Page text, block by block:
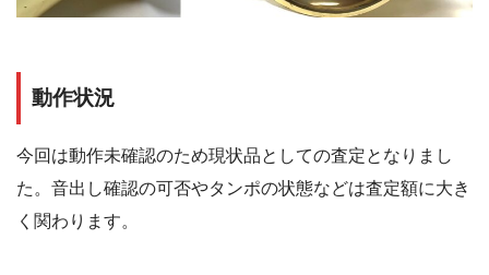
動作状況
今回は動作未確認のため現状品としての査定となりまし
た。音出し確認の可否やタンポの状態などは査定額に大き
く関わります。